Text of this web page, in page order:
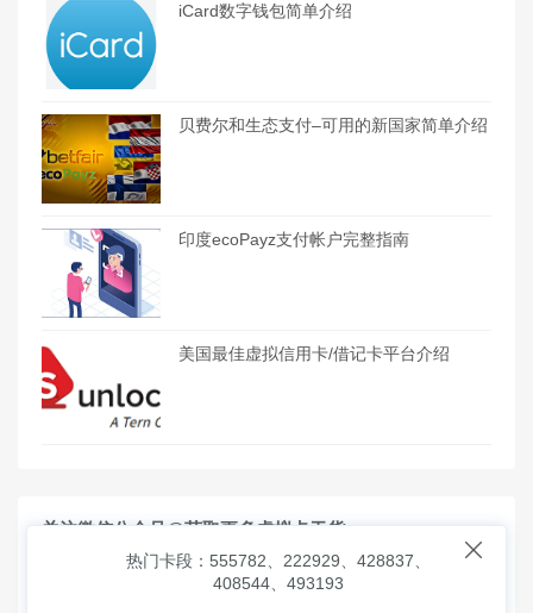
iCard数字钱包简单介绍
贝费尔和生态支付–可用的新国家简单介绍
印度ecoPayz支付帐户完整指南
美国最佳虚拟信用卡/借记卡平台介绍
关注微信公众号@获取更多虚拟卡干货

热门卡段：555782、222929、428837、
408544、493193